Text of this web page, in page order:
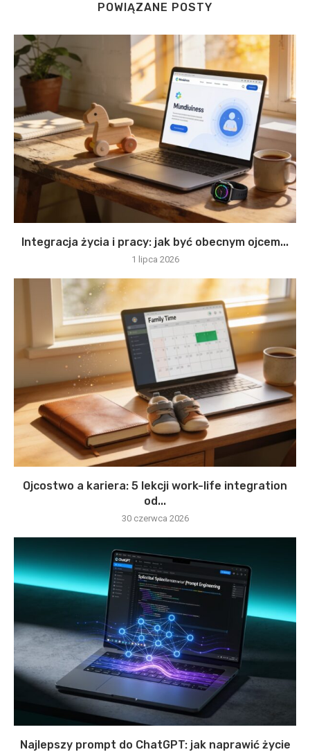
POWIĄZANE POSTY
Integracja życia i pracy: jak być obecnym ojcem...
1 lipca 2026
Ojcostwo a kariera: 5 lekcji work-life integration
od...
30 czerwca 2026
Najlepszy prompt do ChatGPT: jak naprawić życie